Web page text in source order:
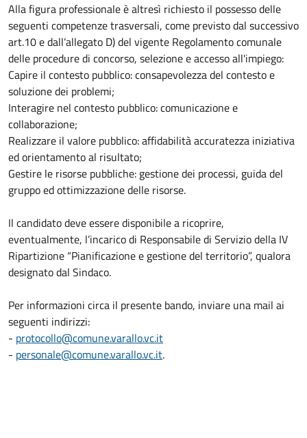
Alla figura professionale è altresì richiesto il possesso delle
seguenti competenze trasversali, come previsto dal successivo
art.10 e dall’allegato D) del vigente Regolamento comunale
delle procedure di concorso, selezione e accesso all'impiego:
Capire il contesto pubblico: consapevolezza del contesto e
soluzione dei problemi;
Interagire nel contesto pubblico: comunicazione e
collaborazione;
Realizzare il valore pubblico: affidabilità accuratezza iniziativa
ed orientamento al risultato;
Gestire le risorse pubbliche: gestione dei processi, guida del
gruppo ed ottimizzazione delle risorse.
Il candidato deve essere disponibile a ricoprire,
eventualmente, l’incarico di Responsabile di Servizio della IV
Ripartizione “Pianificazione e gestione del territorio”, qualora
designato dal Sindaco.
Per informazioni circa il presente bando, inviare una mail ai
seguenti indirizzi:
- protocollo@comune.varallo.vc.it
- personale@comune.varallo.vc.it.